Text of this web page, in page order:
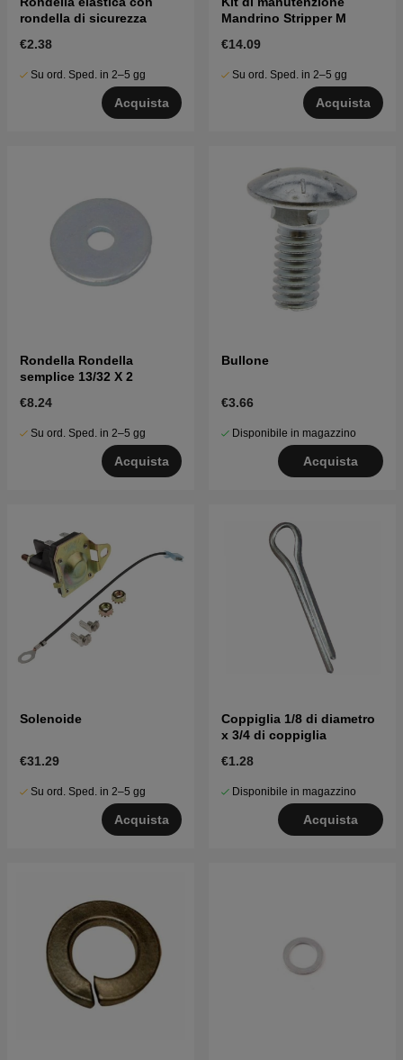
rondella di sicurezza
€2.38
Su ord. Sped. in 2–5 gg
Acquista
Mandrino Stripper M
€14.09
Su ord. Sped. in 2–5 gg
Acquista
Rondella Rondella
semplice 13/32 X 2
€8.24
Su ord. Sped. in 2–5 gg
Acquista
Bullone
€3.66
Disponibile in magazzino
Acquista
Solenoide
€31.29
Su ord. Sped. in 2–5 gg
Acquista
Coppiglia 1/8 di diametro
x 3/4 di coppiglia
€1.28
Disponibile in magazzino
Acquista